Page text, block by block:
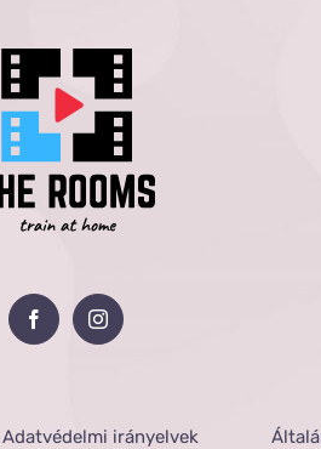
Adatvédelmi irányelvek